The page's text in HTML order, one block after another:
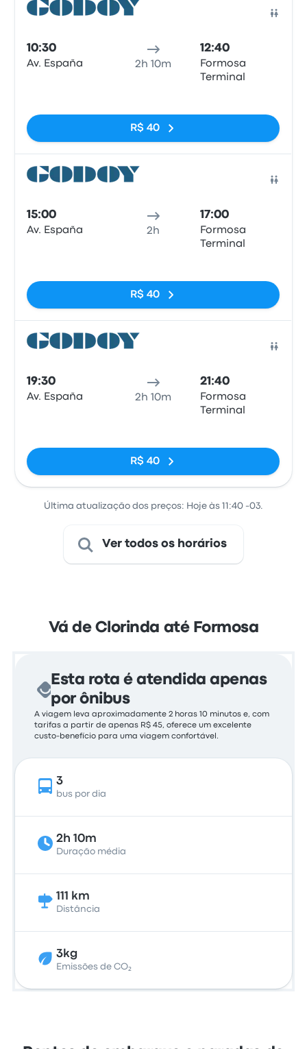
10:30
Av. España 2h 10m
12:40
Formosa
Terminal
R$ 40
15:00
Av. España 2h
17:00
Formosa
Terminal
R$ 40
19:30
Av. España 2h 10m
21:40
Formosa
Terminal
R$ 40
Última atualização dos preços: Hoje às 11:40 -03.
Ver todos os horários
Vá de Clorinda até Formosa
Esta rota é atendida apenas
por ônibus
A viagem leva aproximadamente 2 horas 10 minutos e, com
tarifas a partir de apenas R$ 45, oferece um excelente
custo-benefício para uma viagem confortável.
3
bus por dia
2h 10m
Duração média
111 km
Distância
3kg
Emissões de CO₂